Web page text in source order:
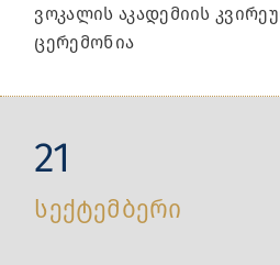
ვოკალის აკადემიის
ცერემონია
21
სექტემბერი